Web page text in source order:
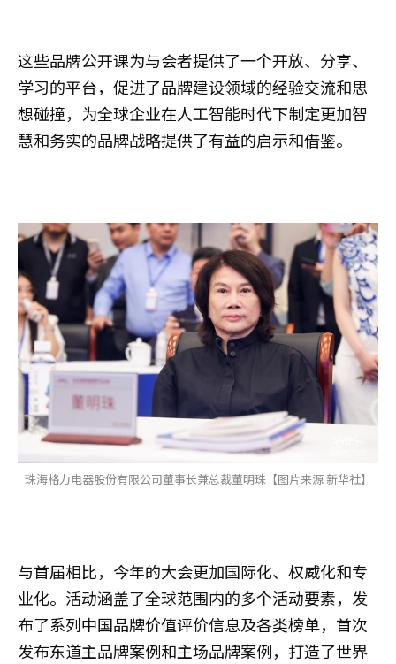
这些品牌公开课为与会者提供了一个开放、分享、
学习的平台，促进了品牌建设领域的经验交流和思
想碰撞，为全球企业在人工智能时代下制定更加智
慧和务实的品牌战略提供了有益的启示和借鉴。
珠海格力电器股份有限公司董事长兼总裁董明珠【图片来源 新华社】
与首届相比，今年的大会更加国际化、权威化和专
业化。活动涵盖了全球范围内的多个活动要素，发
布了系列中国品牌价值评价信息及各类榜单，首次
发布东道主品牌案例和主场品牌案例，打造了世界